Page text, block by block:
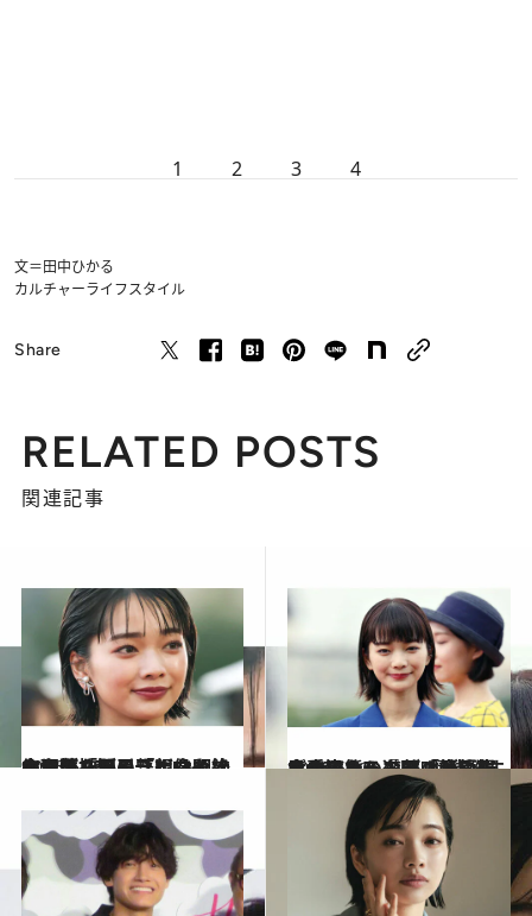
1 2 3 4
文＝田中ひかる
カルチャーライフスタイル
Share
RELATED POSTS
関連記事
2026.6.12
女児は「間引き」され、生理を抑える「ボロ」すらない…朝ドラヒロインのモデルが目撃した明治の女性たちの「想像を絶する暮らし」
カルチャー 2026.6.12
食べられるのは「臭い米と水のような味噌汁」だけ…朝ドラ『風、薫る』ヒロインのモデルが衝撃を受けた、遊郭の“残酷すぎる実態”
カルチャー